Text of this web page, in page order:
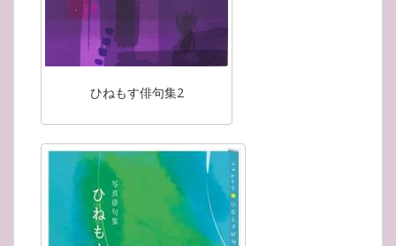
ひねもす俳句集2